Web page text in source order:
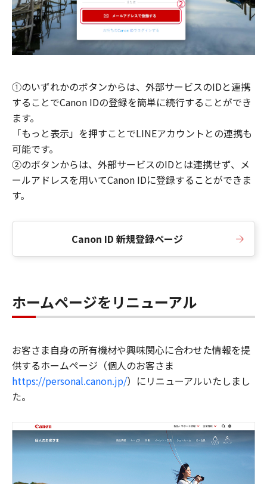
①のいずれかのボタンからは、外部サービスのIDと連携
することでCanon IDの登録を簡単に続行することができ
ます。
「もっと表示」を押すことでLINEアカウントとの連携も
可能です。
②のボタンからは、外部サービスのIDとは連携せず、メ
ールアドレスを用いてCanon IDに登録することができま
す。
Canon ID 新規登録ページ
ホームページをリニューアル
お客さま自身の所有機材や興味関心に合わせた情報を提
供するホームページ（個人のお客さま
https://personal.canon.jp/）にリニューアルいたしまし
た。